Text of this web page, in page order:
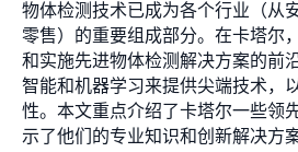
物体检测技术已成为各个行业（从
零售）的重要组成部分。在卡塔尔
和实施先进物体检测解决方案的前
智能和机器学习来提供尖端技术，
性。本文重点介绍了卡塔尔一些领
示了他们的专业知识和创新解决方案